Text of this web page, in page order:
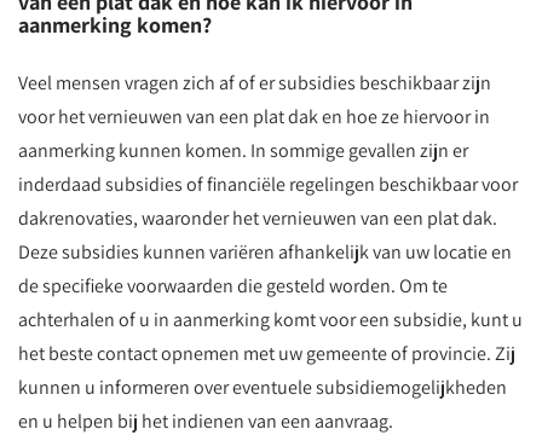
aanmerking komen?
Veel mensen vragen zich af of er subsidies beschikbaar zijn
voor het vernieuwen van een plat dak en hoe ze hiervoor in
aanmerking kunnen komen. In sommige gevallen zijn er
inderdaad subsidies of financiële regelingen beschikbaar voor
dakrenovaties, waaronder het vernieuwen van een plat dak.
Deze subsidies kunnen variëren afhankelijk van uw locatie en
de specifieke voorwaarden die gesteld worden. Om te
achterhalen of u in aanmerking komt voor een subsidie, kunt u
het beste contact opnemen met uw gemeente of provincie. Zij
kunnen u informeren over eventuele subsidiemogelijkheden
en u helpen bij het indienen van een aanvraag.